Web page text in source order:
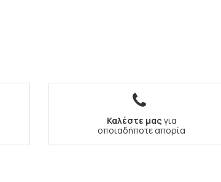
Καλέστε μας για
οποιαδήποτε απορία